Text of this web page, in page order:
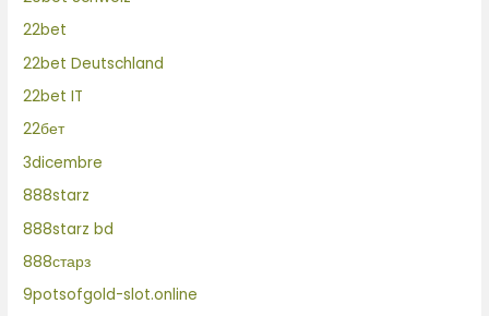
22bet
22bet Deutschland
22bet IT
22бет
3dicembre
888starz
888starz bd
888старз
9potsofgold-slot.online